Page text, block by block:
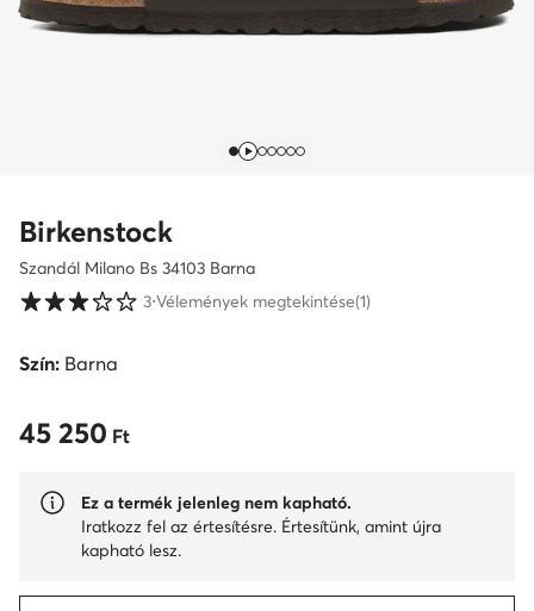
Birkenstock
Szandál Milano Bs 34103 Barna
Vásárlói értékelések 1-5 skálán
3⋅Vélemények megtekintése(1)
Szín: Barna
45 250 Ft
45 250 Ft
Ez a termék jelenleg nem kapható.
Iratkozz fel az értesítésre. Értesítünk, amint újra
kapható lesz.